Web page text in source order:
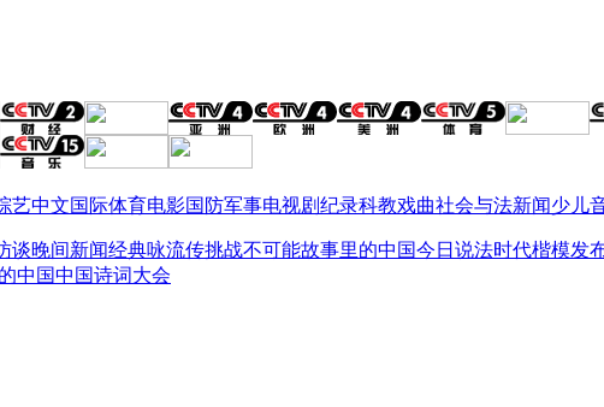
艺中文国际体育电影国防军事电视剧纪录科教戏曲社会与法新闻少儿
谈晚间新闻经典咏流传挑战不可能故事里的中国今日说法时代楷模发
中国中国诗词大会